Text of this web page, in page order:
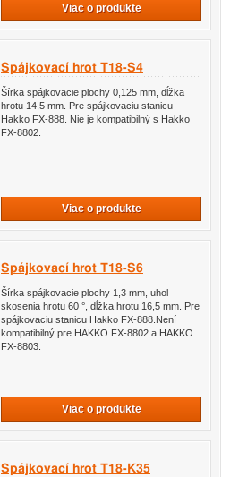
Viac o produkte
Spájkovací hrot T18-S4
Šírka spájkovacie plochy 0,125 mm, dĺžka
hrotu 14,5 mm. Pre spájkovaciu stanicu
Hakko FX-888. Nie je kompatibilný s Hakko
FX-8802.
Viac o produkte
Spájkovací hrot T18-S6
Šírka spájkovacie plochy 1,3 mm, uhol
skosenia hrotu 60 °, dĺžka hrotu 16,5 mm. Pre
spájkovaciu stanicu Hakko FX-888.Není
kompatibilný pre HAKKO FX-8802 a HAKKO
FX-8803.
Viac o produkte
Spájkovací hrot T18-K35